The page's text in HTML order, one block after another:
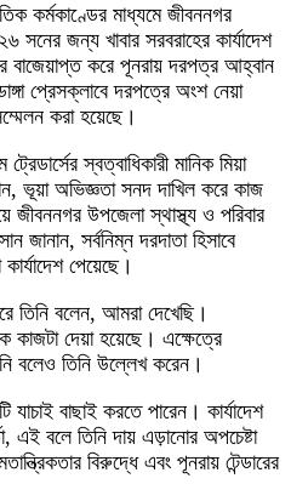
কর্মকাণ্ডের মাধ্যমে জীবননগর
জন্য খাবার সরবরাহের কার্যাদেশ
বাজেয়াপ্ত করে পূনরায় দরপত্র আহ্বান
প্রেসক্লাবে দরপত্রে অংশ নেয়া
করা হয়েছে।
স্বত্বাধিকারী মানিক মিয়া
ভূয়া অভিজ্ঞতা সনদ দাখিল করে কাজ
জীবননগর উপজেলা স্থাস্থ্য ও পরিবার
জানান, সর্বনিম্ন দরদাতা হিসাবে
পেয়েছে।
তিনি বলেন, আমরা দেখেছি।
কাজটা দেয়া হয়েছে। এক্ষেত্রে
বলেও তিনি উল্লেখ করেন।
যাচাই বাছাই করতে পারেন। কার্যাদেশ
এই বলে তিনি দায় এড়ানোর অপচেষ্টা
বিরুদ্ধে এবং পূনরায় টেন্ডারের